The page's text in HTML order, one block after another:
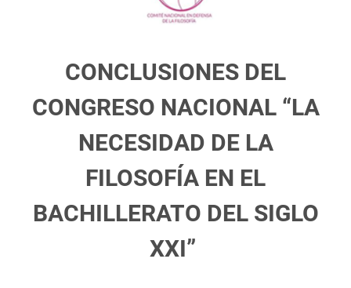
CONCLUSIONES DEL
CONGRESO NACIONAL “LA
NECESIDAD DE LA
FILOSOFÍA EN EL
BACHILLERATO DEL SIGLO
XXI”